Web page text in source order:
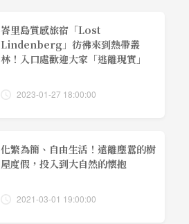
峇里島質感旅宿「Lost
Lindenberg」彷彿來到熱帶叢
林！入口處歡迎大家「逃離現實」
2023-01-27 18:00:00
化繁為簡、自由生活！遠離塵囂的樹
屋度假，投入到大自然的懷抱
2021-03-01 19:00:00